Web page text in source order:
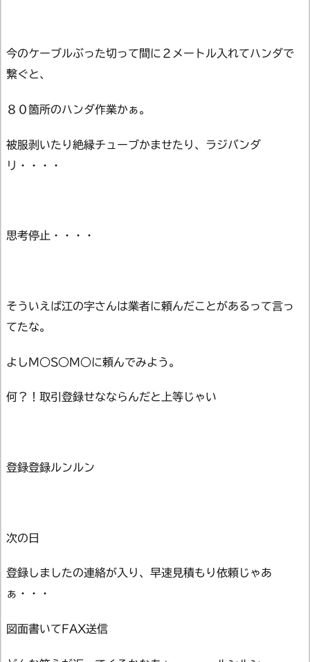
今のケーブルぶった切って間に２メートル入れてハンダで
繋ぐと、
８０箇所のハンダ作業かぁ。
被服剥いたり絶縁チューブかませたり、ラジバンダ
リ・・・・
思考停止・・・・
そういえば江の字さんは業者に頼んだことがあるって言っ
てたな。
よしM○S○M○に頼んでみよう。
何？！取引登録せなならんだと上等じゃい
登録登録ルンルン
次の日
登録しましたの連絡が入り、早速見積もり依頼じゃあ
ぁ・・・
図面書いてFAX送信